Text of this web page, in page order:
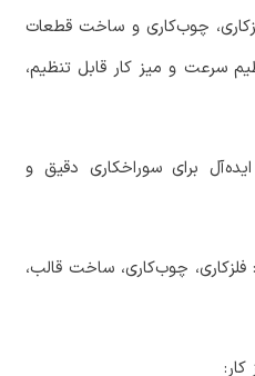
چوب‌کاری و ساخت قطعات
سرعت و میز کار قابل تنظیم،
برای سوراخکاری دقیق و
چوب‌کاری، ساخت قالب،